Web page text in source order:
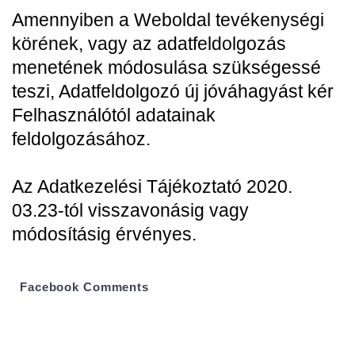
Amennyiben a Weboldal tevékenységi
körének, vagy az adatfeldolgozás
menetének módosulása szükségessé
teszi, Adatfeldolgozó új jóváhagyást kér
Felhasználótól adatainak
feldolgozásához.
Az Adatkezelési Tájékoztató 2020.
03.23-tól visszavonásig vagy
módosításig érvényes.
Facebook Comments